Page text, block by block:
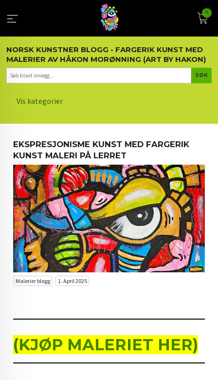
innholdet
0
NORSK KUNSTNER BLOGG - FARGERIK KUNST MED
MALERIER AV HÅKON MORØNNING (ART BY HAKON)
Vis kategorier
KUNST OG KUNSTNEREN
MALERIER BLOGG
ARTIKLER OM KUNST
INTERIØR OG KUNST
KUNST INVESTERING
KUNSTSTILER
FARGETEORI
KJØP KUNST TIL SALGS
MALERIER TIL SALGS
EKSPRESJONISME KUNST MED FARGERIK
KUNST MALERI PÅ LERRET
Malerier blogg 1. April 2025
(KJØP MALERIET HER)